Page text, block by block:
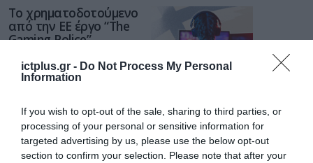
ictplus.gr - Do Not Process My Personal
Information
If you wish to opt-out of the sale, sharing to third parties, or
processing of your personal or sensitive information for
targeted advertising by us, please use the below opt-out
section to confirm your selection. Please note that after your
Το χρηματοδοτούμενο
από την ΕΕ έργο “The
Gaming Police”
των παιδιών στο
διαδίκτυο
για τα πρόστιμα σε
παραβάσεις που
αφορούν τους ΦΗΜ
31.07.2026